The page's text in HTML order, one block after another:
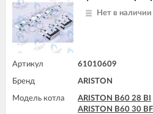
ARISTON
ARISTON UNO 24 MI
ARISTON T2 23 MI
ARISTON TX 27 MFFI
Нет в наличии
Артикул 61010609
Бренд ARISTON
Модель котла
ARISTON B60 28 BI
ARISTON B60 30